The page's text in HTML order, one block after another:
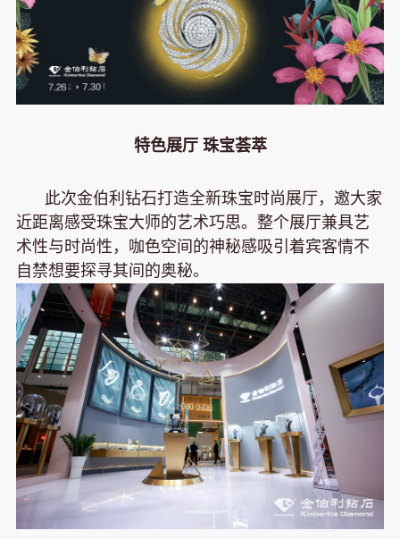
特色展厅 珠宝荟萃
此次金伯利钻石打造全新珠宝时尚展厅，邀大家
近距离感受珠宝大师的艺术巧思。整个展厅兼具艺
术性与时尚性，咖色空间的神秘感吸引着宾客情不
自禁想要探寻其间的奥秘。